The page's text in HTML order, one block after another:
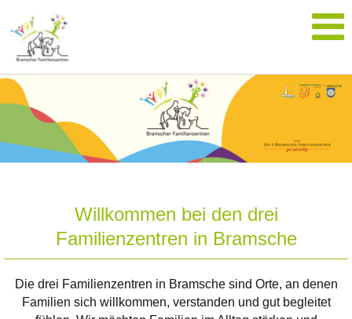
Willkommen bei den drei
Familienzentren in Bramsche
Die drei Familienzentren in Bramsche sind Orte, an denen
Familien sich willkommen, verstanden und gut begleitet